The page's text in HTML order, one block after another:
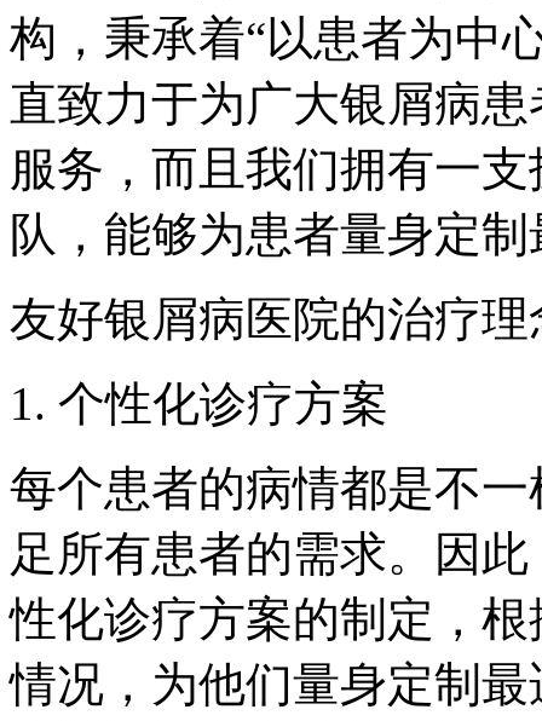
构，秉承着“以患者为中
直致力于为广大银屑病
服务，而且我们拥有一
队，能够为患者量身定
友好银屑病医院的治疗理
1. 个性化诊疗方案
每个患者的病情都是不
足所有患者的需求。因
性化诊疗方案的制定，
情况，为他们量身定制